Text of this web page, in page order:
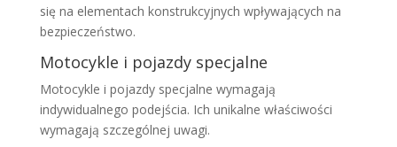
się na elementach konstrukcyjnych wpływających na
bezpieczeństwo.
Motocykle i pojazdy specjalne
Motocykle i pojazdy specjalne wymagają
indywidualnego podejścia. Ich unikalne właściwości
wymagają szczególnej uwagi.